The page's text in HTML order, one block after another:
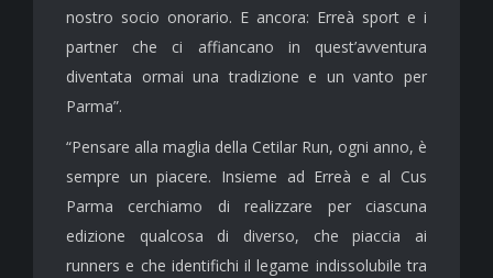
nostro socio onorario. E ancora: Erreà sport e i
partner che ci affiancano in quest’avventura
diventata ormai una tradizione e un vanto per
Parma”.
“Pensare alla maglia della Cetilar Run, ogni anno, è
sempre un piacere. Insieme ad Erreà e al Cus
Parma cerchiamo di realizzare per ciascuna
edizione qualcosa di diverso, che piaccia ai
runners e che identifichi il legame indissolubile tra